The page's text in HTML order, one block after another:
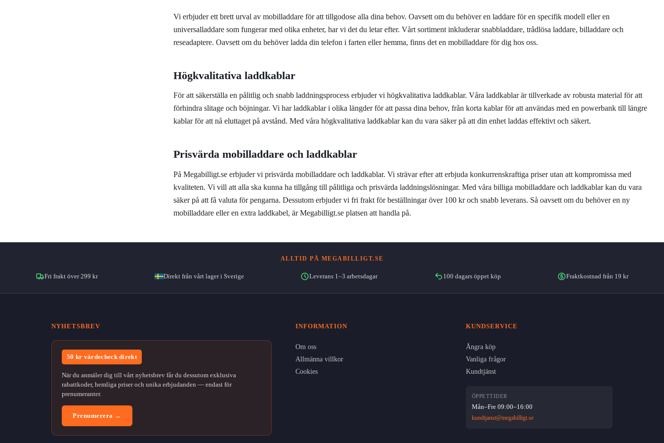
Vi erbjuder ett brett urval av mobilladdare för att tillgodose alla dina behov. Oavsett om du behöver en laddare för en specifik modell eller en
universalladdare som fungerar med olika enheter, har vi det du letar efter. Vårt sortiment inkluderar snabbladdare, trådlösa laddare, billaddare och
reseadaptere. Oavsett om du behöver ladda din telefon i farten eller hemma, finns det en mobilladdare för dig hos oss.
Högkvalitativa laddkablar
För att säkerställa en pålitlig och snabb laddningsprocess erbjuder vi högkvalitativa laddkablar. Våra laddkablar är tillverkade av robusta material för att
förhindra slitage och böjningar. Vi har laddkablar i olika längder för att passa dina behov, från korta kablar för att användas med en powerbank till längre
kablar för att nå eluttaget på avstånd. Med våra högkvalitativa laddkablar kan du vara säker på att din enhet laddas effektivt och säkert.
Prisvärda mobilladdare och laddkablar
På Megabilligt.se erbjuder vi prisvärda mobilladdare och laddkablar. Vi strävar efter att erbjuda konkurrenskraftiga priser utan att kompromissa med
kvaliteten. Vi vill att alla ska kunna ha tillgång till pålitliga och prisvärda laddningslösningar. Med våra billiga mobilladdare och laddkablar kan du vara
säker på att få valuta för pengarna. Dessutom erbjuder vi fri frakt för beställningar över 100 kr och snabb leverans. Så oavsett om du behöver en ny
mobilladdare eller en extra laddkabel, är Megabilligt.se platsen att handla på.
ALLTID PÅ MEGABILLIGT.SE
Fri frakt över 299 kr Direkt från vårt lager i Sverige Leverans 1–3 arbetsdagar 100 dagars öppet köp Fraktkostnad från 19 kr
NYHETSBREV
50 kr värdecheck direkt
När du anmäler dig till vårt nyhetsbrev får du dessutom exklusiva
rabattkoder, hemliga priser och unika erbjudanden — endast för
prenumeranter.
Prenumerera →
INFORMATION
Om oss
Allmänna villkor
Cookies
KUNDSERVICE
Ångra köp
Vanliga frågor
Kundtjänst
ÖPPETTIDER
Mån–Fre 09:00–16:00
kundtjanst@megabilligt.se